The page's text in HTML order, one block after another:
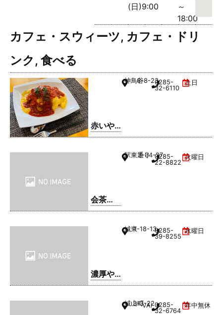
(日)9:00
～
18:00
カフェ・スウィーツ, カフェ・ドリ
ンク , 食べる
赤いや
ね
神鳥谷6-8-230285-
32-6110
土日
会茶
(AIAI
駅東通り3-34-270285-
22-8822
火曜日
濃厚や
きそ
城東1-18-130285-
39-8255
水曜日
城山町3-3-22
VAL1階0285-
32-6764
年中無休